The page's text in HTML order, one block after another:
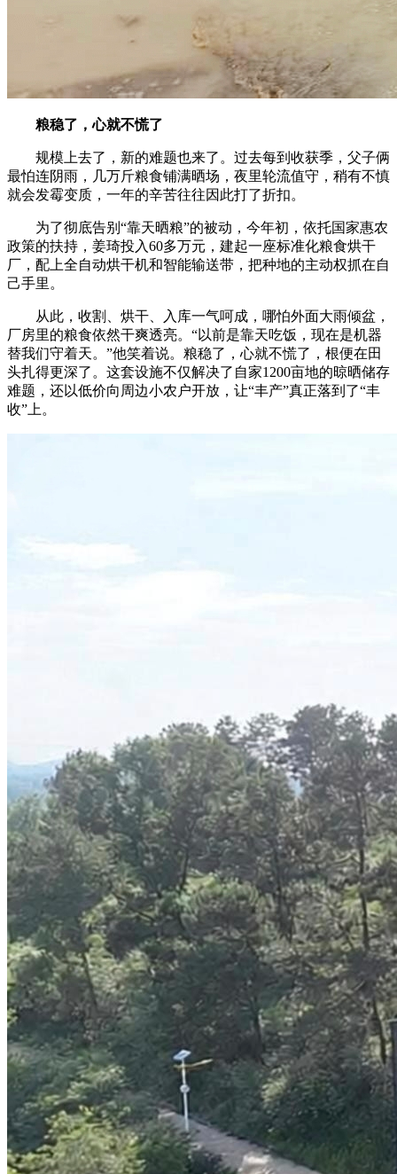
粮稳了，心就不慌了
规模上去了，新的难题也来了。过去每到收获季，父子俩
最怕连阴雨，几万斤粮食铺满晒场，夜里轮流值守，稍有不慎
就会发霉变质，一年的辛苦往往因此打了折扣。
为了彻底告别“靠天晒粮”的被动，今年初，依托国家惠农
政策的扶持，姜琦投入60多万元，建起一座标准化粮食烘干
厂，配上全自动烘干机和智能输送带，把种地的主动权抓在自
己手里。
从此，收割、烘干、入库一气呵成，哪怕外面大雨倾盆，
厂房里的粮食依然干爽透亮。“以前是靠天吃饭，现在是机器
替我们守着天。”他笑着说。粮稳了，心就不慌了，根便在田
头扎得更深了。这套设施不仅解决了自家1200亩地的晾晒储存
难题，还以低价向周边小农户开放，让“丰产”真正落到了“丰
收”上。